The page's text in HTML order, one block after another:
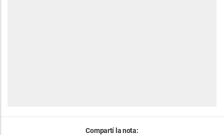
Compartí la nota: